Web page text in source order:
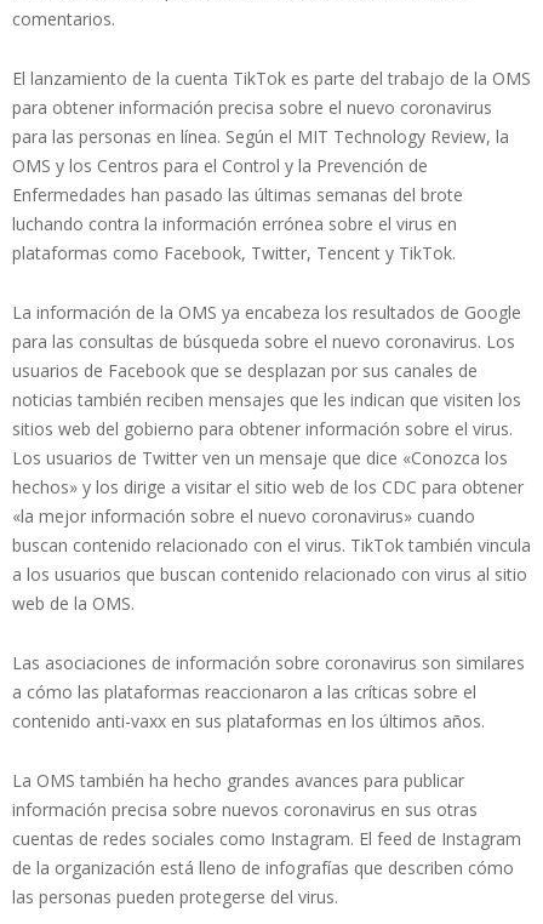
comentarios.
El lanzamiento de la cuenta TikTok es parte del trabajo de la OMS
para obtener información precisa sobre el nuevo coronavirus
para las personas en línea. Según el MIT Technology Review, la
OMS y los Centros para el Control y la Prevención de
Enfermedades han pasado las últimas semanas del brote
luchando contra la información errónea sobre el virus en
plataformas como Facebook, Twitter, Tencent y TikTok.
La información de la OMS ya encabeza los resultados de Google
para las consultas de búsqueda sobre el nuevo coronavirus. Los
usuarios de Facebook que se desplazan por sus canales de
noticias también reciben mensajes que les indican que visiten los
sitios web del gobierno para obtener información sobre el virus.
Los usuarios de Twitter ven un mensaje que dice «Conozca los
hechos» y los dirige a visitar el sitio web de los CDC para obtener
«la mejor información sobre el nuevo coronavirus» cuando
buscan contenido relacionado con el virus. TikTok también vincula
a los usuarios que buscan contenido relacionado con virus al sitio
web de la OMS.
Las asociaciones de información sobre coronavirus son similares
a cómo las plataformas reaccionaron a las críticas sobre el
contenido anti-vaxx en sus plataformas en los últimos años.
La OMS también ha hecho grandes avances para publicar
información precisa sobre nuevos coronavirus en sus otras
cuentas de redes sociales como Instagram. El feed de Instagram
de la organización está lleno de infografías que describen cómo
las personas pueden protegerse del virus.